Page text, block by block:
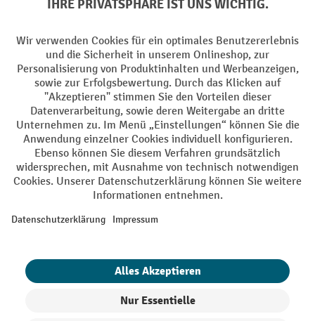
Impressum Datenschutz
Barrierefreiheit Privacy Settings
Alle Preise exkl. gesetzl. Mehrwertsteuer zzgl.Versandkostenund ggf.
Nachnahmegebühren, wenn nicht anders angegeben.
¹ Der Rabatt gilt so lange der Vorrat reicht. Der Rabatt gilt nicht auf
oder Gutscheinen ist nicht möglich. | ² Der Rabatt wird einmalig bei
eingelöst werden. Die Höhe des Rabatts variiert je nach
Produktkategorie und beträgt bis zu 10 % (10 % auf Lager, Umwelt,
Heben | 7% auf Büro). Ausgenommen sind Elektro-Hubwagen,